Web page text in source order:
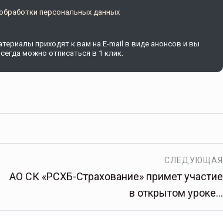
персональных данных
приходят к вам на E-mail в виде анонсов и вы
можно отписаться в 1 клик.
СЛЕДУЮЩАЯ
АО СК «РСХБ-Страхование» примет участие
в открытом уроке…